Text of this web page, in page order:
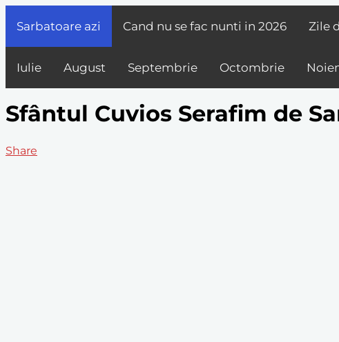
Sarbatoare azi Cand nu se fac nunti in 2026 Zile
Iulie August Septembrie Octombrie
Sfântul Cuvios Serafim de
Share